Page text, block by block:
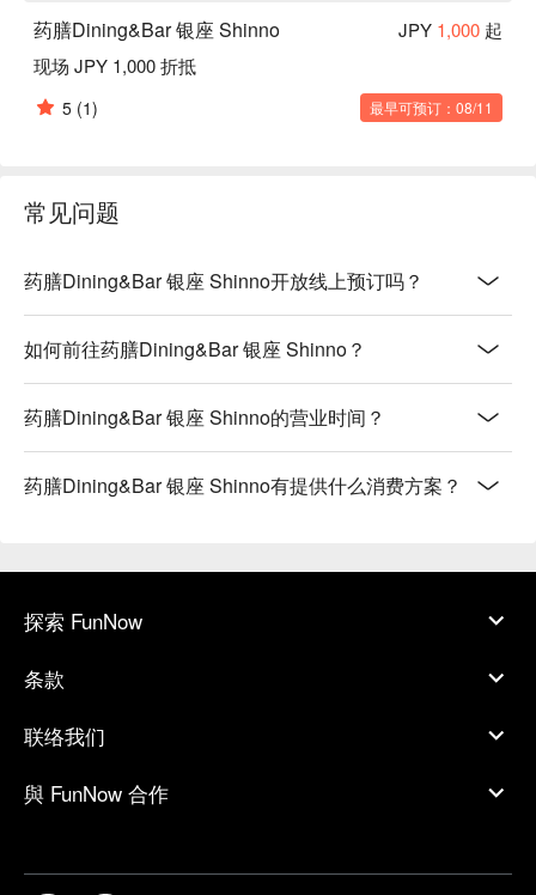
药膳Dining&Bar 银座 Shinno JPY 1,000 起
现场 JPY 1,000 折抵
5 (1) 最早可预订：08/11
常见问题
药膳Dining&Bar 银座 Shinno开放线上预订吗？
如何前往药膳Dining&Bar 银座 Shinno？
药膳Dining&Bar 银座 Shinno的营业时间？
药膳Dining&Bar 银座 Shinno有提供什么消费方案？
探索 FunNow
条款
联络我们
與 FunNow 合作